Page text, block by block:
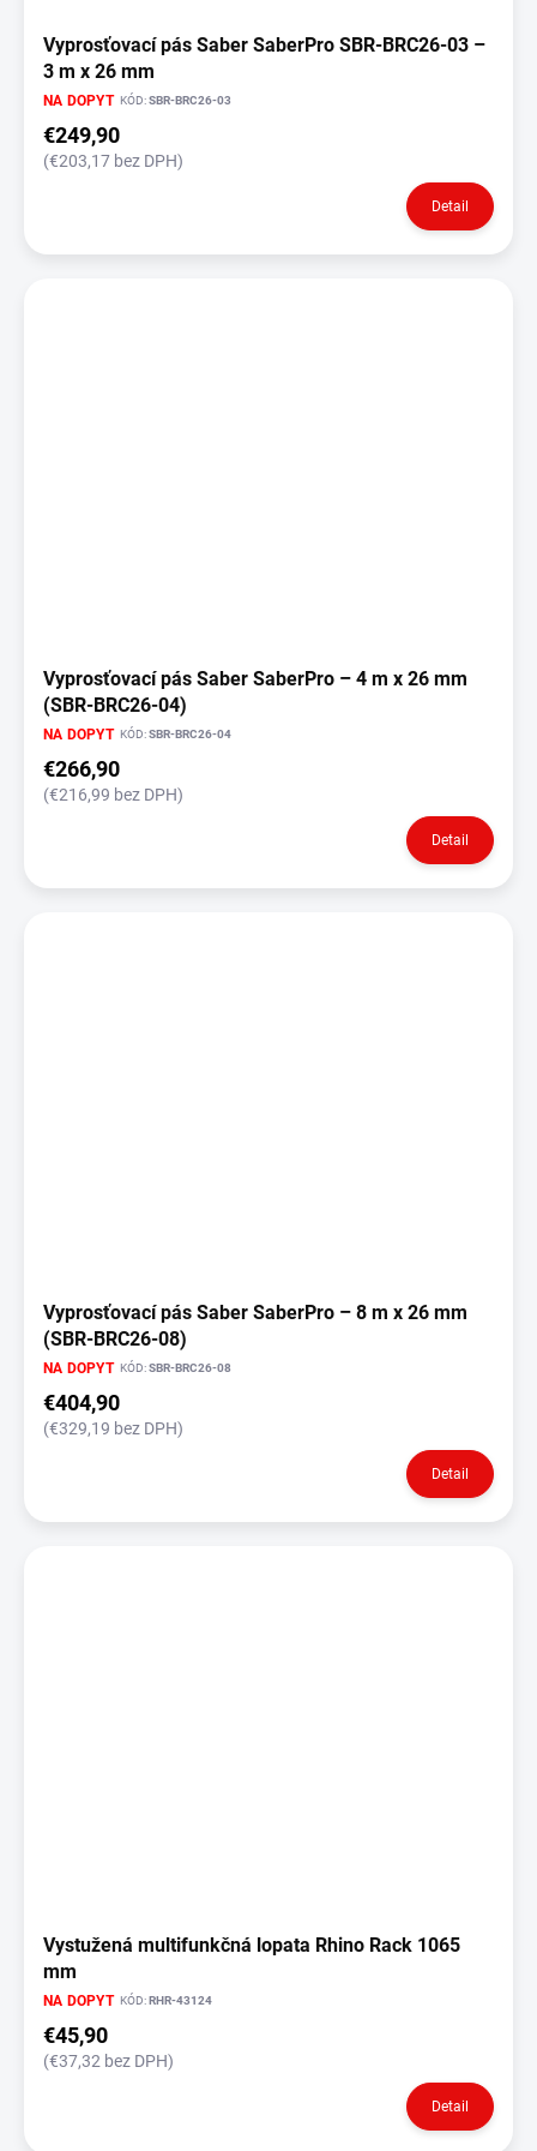
Vyprosťovací pás Saber SaberPro SBR-BRC26-03 –
3 m x 26 mm
NA DOPYT KÓD:SBR-BRC26-03
€249,90
(€203,17 bez DPH)
Detail
Vyprosťovací pás Saber SaberPro – 4 m x 26 mm
(SBR-BRC26-04)
NA DOPYT KÓD:SBR-BRC26-04
€266,90
(€216,99 bez DPH)
Detail
Vyprosťovací pás Saber SaberPro – 8 m x 26 mm
(SBR-BRC26-08)
NA DOPYT KÓD:SBR-BRC26-08
€404,90
(€329,19 bez DPH)
Detail
Vystužená multifunkčná lopata Rhino Rack 1065
mm
NA DOPYT KÓD:RHR-43124
€45,90
(€37,32 bez DPH)
Detail